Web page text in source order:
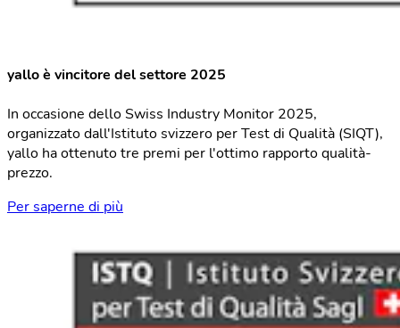
yallo è vincitore del settore 2025
In occasione dello Swiss Industry Monitor 2025,
organizzato dall'Istituto svizzero per Test di Qualità (SIQT),
yallo ha ottenuto tre premi per l'ottimo rapporto qualità-
prezzo.
Per saperne di più